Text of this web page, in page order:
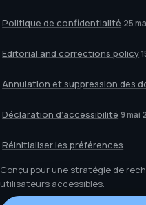
Politique de confidentialité 25
Editorial and corrections policy
Annulation et suppression des
Déclaration d’accessibilité 9 mai
Réinitialiser les préférences
Conçu pour une stratégie de
utilisateurs accessibles.